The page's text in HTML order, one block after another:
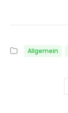
Allgemein